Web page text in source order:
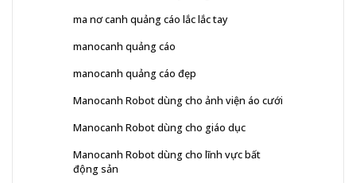
ma nơ canh quảng cáo lắc lắc tay
manocanh quảng cáo
manocanh quảng cáo đẹp
Manocanh Robot dùng cho ảnh viện áo cưới
Manocanh Robot dùng cho giáo dục
Manocanh Robot dùng cho lĩnh vực bất
động sản